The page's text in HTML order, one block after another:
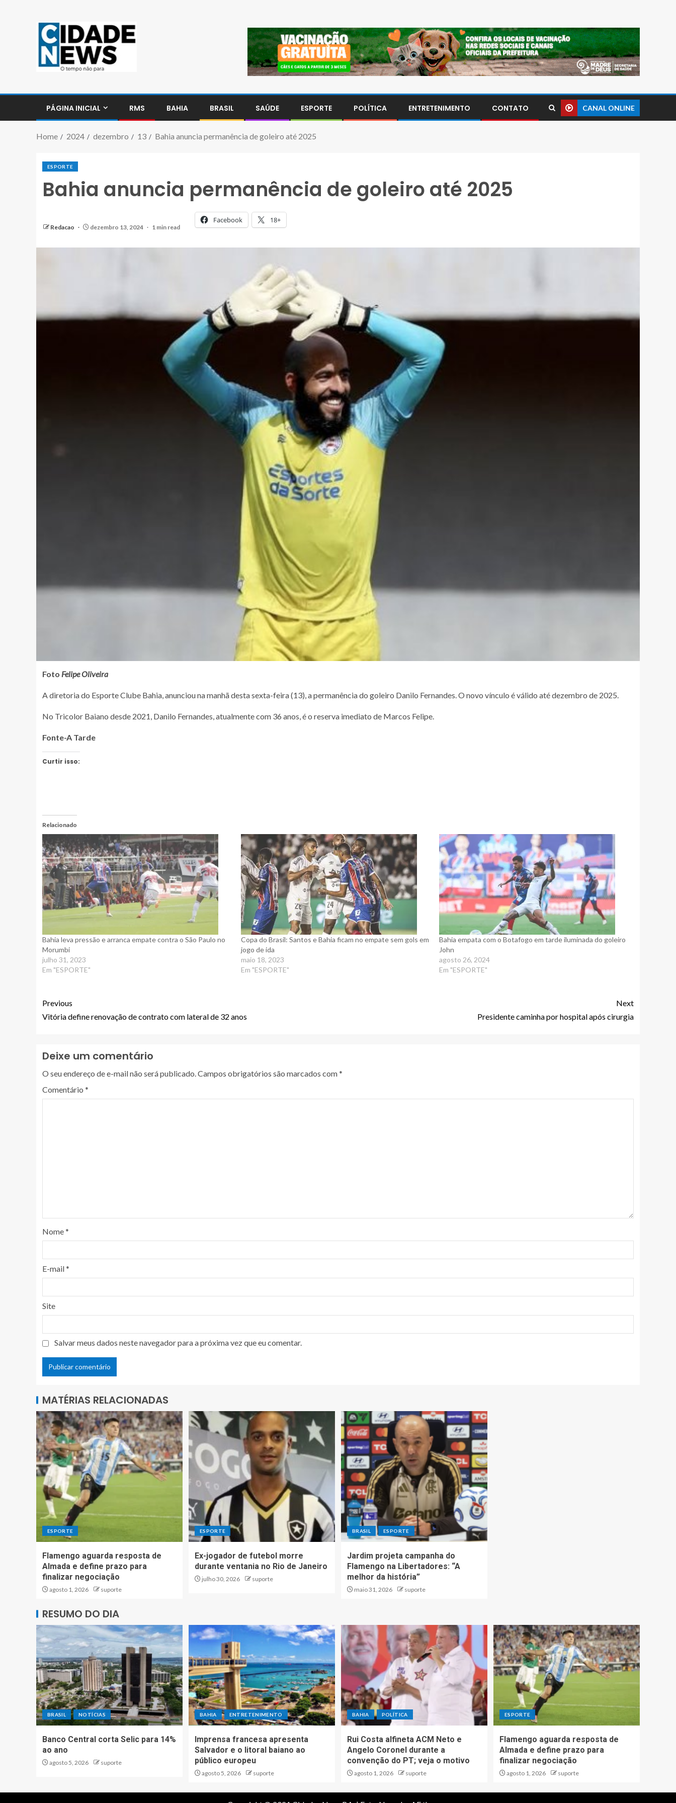
PÁGINA INICIAL RMS BAHIA BRASIL SAÚDE ESPORTE POLÍTICA ENTRETENIMENTO CONTATO CANAL ONLINE
Home 2024 dezembro 13 Bahia anuncia permanência de goleiro até 2025
ESPORTE
Bahia anuncia permanência de goleiro até 2025
Redacao dezembro 13, 2024 1 min read
Facebook 18+
Foto Felipe Oliveira
A diretoria do Esporte Clube Bahia, anunciou na manhã desta sexta-feira (13), a permanência do goleiro Danilo Fernandes. O novo vínculo é válido até dezembro de 2025.
No Tricolor Baiano desde 2021, Danilo Fernandes, atualmente com 36 anos, é o reserva imediato de Marcos Felipe.
Fonte-A Tarde
Curtir isso:
Relacionado
Bahia leva pressão e arranca empate contra o São Paulo no
Morumbi
julho 31, 2023
Em "ESPORTE"
Copa do Brasil: Santos e Bahia ficam no empate sem gols em
jogo de ida
maio 18, 2023
Em "ESPORTE"
Bahia empata com o Botafogo em tarde iluminada do goleiro
John
agosto 26, 2024
Em "ESPORTE"
Previous
Vitória define renovação de contrato com lateral de 32 anos
Next
Presidente caminha por hospital após cirurgia
Deixe um comentário
O seu endereço de e-mail não será publicado. Campos obrigatórios são marcados com*
Comentário *
Nome*
E-mail*
Site
Salvar meus dados neste navegador para a próxima vez que eu comentar.
MATÉRIAS RELACIONADAS
ESPORTE
Flamengo aguarda resposta de
Almada e define prazo para
finalizar negociação
agosto 1, 2026 suporte
ESPORTE
Ex-jogador de futebol morre
durante ventania no Rio de Janeiro
julho 30, 2026 suporte
BRASIL ESPORTE
Jardim projeta campanha do
Flamengo na Libertadores: “A
melhor da história”
maio 31, 2026 suporte
RESUMO DO DIA
BRASIL NOTÍCIAS
Banco Central corta Selic para 14%
ao ano
agosto 5, 2026 suporte
BAHIA ENTRETENIMENTO
Imprensa francesa apresenta
Salvador e o litoral baiano ao
público europeu
agosto 5, 2026 suporte
BAHIA POLÍTICA
Rui Costa alfineta ACM Neto e
Angelo Coronel durante a
convenção do PT; veja o motivo
agosto 1, 2026 suporte
ESPORTE
Flamengo aguarda resposta de
Almada e define prazo para
finalizar negociação
agosto 1, 2026 suporte